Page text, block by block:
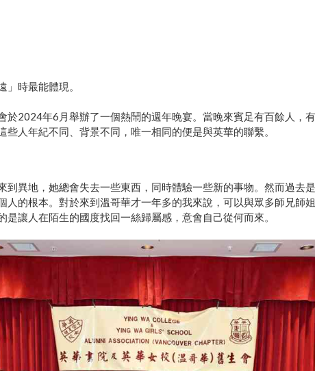
」時最能體現。
於2024年6月舉辦了一個熱鬧的週年晚宴。當晚來賓足有百餘人，
人年紀不同、背景不同，唯一相同的便是與英華的聯繫。
到異地，她總會失去一些東西，同時體驗一些新的事物。然而過去
人的根本。對於來到溫哥華才一年多的我來說，可以與眾多師兄師
讓人在陌生的國度找回一絲歸屬感，意會自己從何而來。